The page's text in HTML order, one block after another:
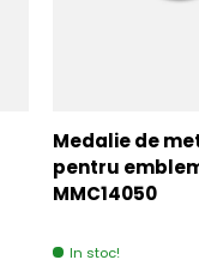
Medalie de
pentru
MMC14050
In stoc!